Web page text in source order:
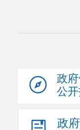
政
公
政